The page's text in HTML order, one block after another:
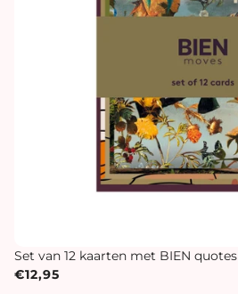
Set van 12 kaarten met BIEN quotes
€12,95